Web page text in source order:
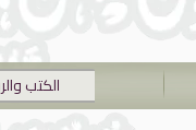
الكتب